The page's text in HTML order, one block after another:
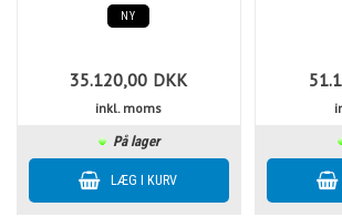
NY
35.120,00 DKK
inkl. moms
På lager